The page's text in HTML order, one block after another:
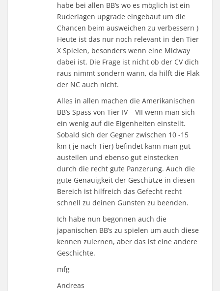
habe bei allen BB’s wo es möglich ist ein
Ruderlagen upgrade eingebaut um die
Chancen beim ausweichen zu verbessern )
Heute ist das nur noch relevant in den Tier
X Spielen, besonders wenn eine Midway
dabei ist. Die Frage ist nicht ob der CV dich
raus nimmt sondern wann, da hilft die Flak
der NC auch nicht.
Alles in allen machen die Amerikanischen
BB’s Spass von Tier IV – VII wenn man sich
ein wenig auf die Eigenheiten einstellt.
Sobald sich der Gegner zwischen 10 -15
km ( je nach Tier) befindet kann man gut
austeilen und ebenso gut einstecken
durch die recht gute Panzerung. Auch die
gute Genauigkeit der Geschütze in diesen
Bereich ist hilfreich das Gefecht recht
schnell zu deinen Gunsten zu beenden.
Ich habe nun begonnen auch die
japanischen BB’s zu spielen um auch diese
kennen zulernen, aber das ist eine andere
Geschichte.
mfg
Andreas